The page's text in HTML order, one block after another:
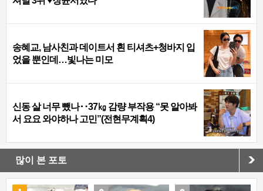
송혜교, 남사친과 데이트서 흰 티셔츠+청바지 입
었을 뿐인데…빛나는 미모
신동 살 너무 뺐나‥37㎏ 감량 부작용 “못 알아봐
서 요요 와야하나 고민”(전현무계획4)
많이 본 포토